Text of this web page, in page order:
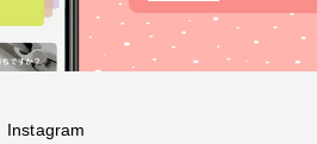
Instagram